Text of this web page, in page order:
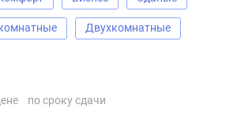
Двухкомнатные
по сроку сдачи